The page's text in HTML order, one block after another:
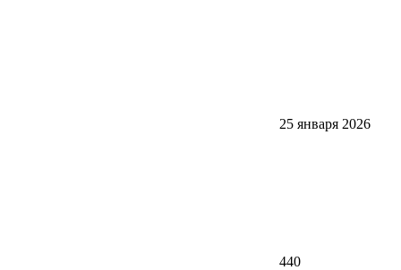
25 января 2026
440